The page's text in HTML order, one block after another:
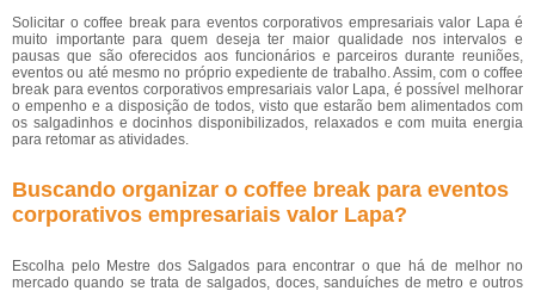
Solicitar o coffee break para eventos corporativos empresariais valor Lapa é
muito importante para quem deseja ter maior qualidade nos intervalos e
pausas que são oferecidos aos funcionários e parceiros durante reuniões,
eventos ou até mesmo no próprio expediente de trabalho. Assim, com o coffee
break para eventos corporativos empresariais valor Lapa, é possível melhorar
o empenho e a disposição de todos, visto que estarão bem alimentados com
os salgadinhos e docinhos disponibilizados, relaxados e com muita energia
para retomar as atividades.
Buscando organizar o coffee break para eventos
corporativos empresariais valor Lapa?
Escolha pelo Mestre dos Salgados para encontrar o que há de melhor no
mercado quando se trata de salgados, doces, sanduíches de metro e outros